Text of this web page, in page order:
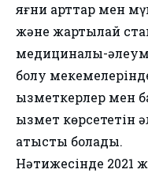
яғни қарттар мен
және жартылай
медициналық-
болу
қызметкерлер мен
қызмет көрсететін
қатысты болады.
Нәтижесінде 2021